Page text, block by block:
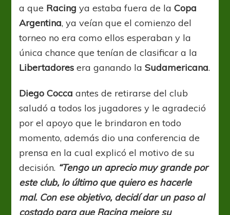
a que Racing ya estaba fuera de la Copa
Argentina, ya veían que el comienzo del
torneo no era como ellos esperaban y la
única chance que tenían de clasificar a la
Libertadores era ganando laSudamericana.
Diego Cocca antes de retirarse del club
saludó a todos los jugadores y le agradeció
por el apoyo que le brindaron en todo
momento, además dio una conferencia de
prensa en la cual explicó el motivo de su
decisión. “Tengo un aprecio muy grande por
este club, lo último que quiero es hacerle
mal. Con ese objetivo, decidí dar un paso al
costado para que Racing mejore su